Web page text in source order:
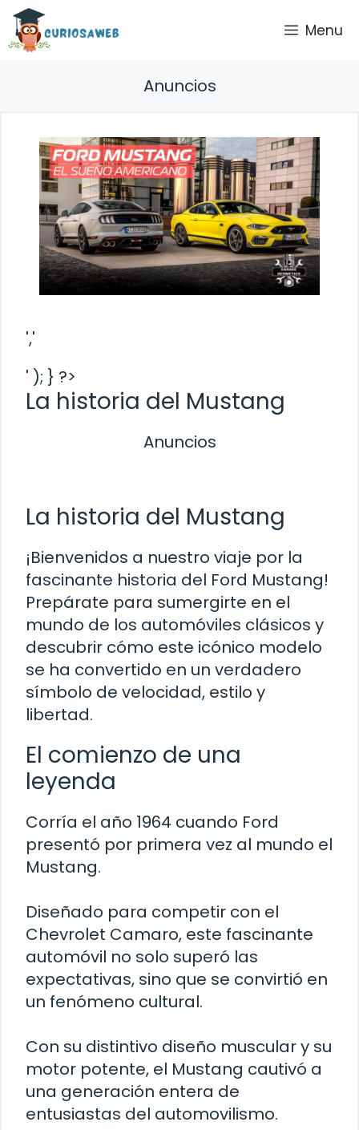
Saltar
contenido
Menu
Anuncios
','
' ); } ?>
La historia del Mustang
Anuncios
La historia del Mustang
¡Bienvenidos a nuestro viaje por la
fascinante historia del Ford Mustang!
Prepárate para sumergirte en el
mundo de los automóviles clásicos y
descubrir cómo este icónico modelo
se ha convertido en un verdadero
símbolo de velocidad, estilo y
libertad.
El comienzo de una
leyenda
Corría el año 1964 cuando Ford
presentó por primera vez al mundo el
Mustang.
Diseñado para competir con el
Chevrolet Camaro, este fascinante
automóvil no solo superó las
expectativas, sino que se convirtió en
un fenómeno cultural.
Con su distintivo diseño muscular y su
motor potente, el Mustang cautivó a
una generación entera de
entusiastas del automovilismo.